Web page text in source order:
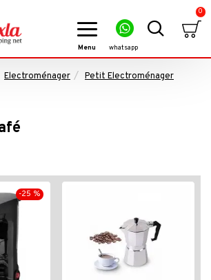
0
Electroménager
Petit Electroménager
-25 %